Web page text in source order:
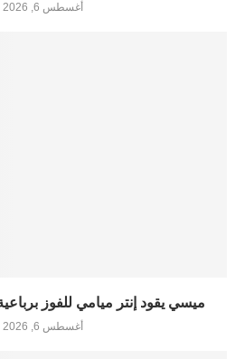
أغسطس 6, 2026
ميسي يقود إنتر ميامي للفوز
أغسطس 6, 2026